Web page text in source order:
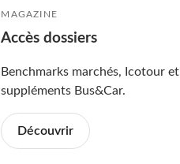
MAGAZINE
Accès dossiers
Benchmarks marchés, Icotour et
suppléments Bus&Car.
Découvrir